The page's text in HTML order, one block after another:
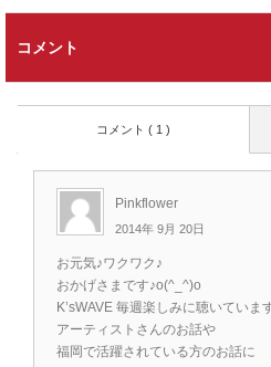
コメント
コメント ( 1 )
Pinkflower
2014年 9月 20日
お元気♪ワクワク♪
おかげさまです♪o(^_^)o
K’sWAVE 毎週楽しみに聴いていま
アーティストさんのお話や
福岡で活躍されている方のお話に